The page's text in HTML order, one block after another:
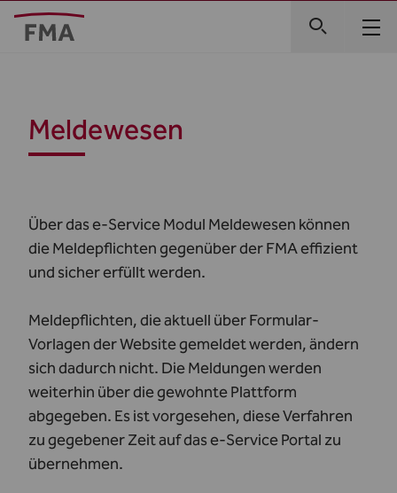
Meldewesen
Über das e-Service Modul Meldewesen können
die Meldepflichten gegenüber der FMA effizient
und sicher erfüllt werden.
Meldepflichten, die aktuell über Formular-
Vorlagen der Website gemeldet werden, ändern
sich dadurch nicht. Die Meldungen werden
weiterhin über die gewohnte Plattform
abgegeben. Es ist vorgesehen, diese Verfahren
zu gegebener Zeit auf das e-Service Portal zu
übernehmen.